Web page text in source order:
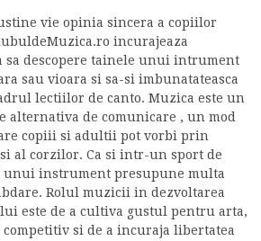
vie opinia sincera a copiilor
incurajeaza
sa descopere tainele unui intrument
sau vioara si sa-si imbunatateasca
lectiilor de canto. Muzica este un
alternativa de comunicare , un mod
copiii si adultii pot vorbi prin
al corzilor. Ca si intr-un sport de
instrument presupune multa
Rolul muzicii in dezvoltarea
este de a cultiva gustul pentru arta,
si de a incuraja libertatea